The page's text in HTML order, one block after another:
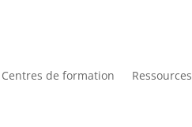
Centres de formation Ressources